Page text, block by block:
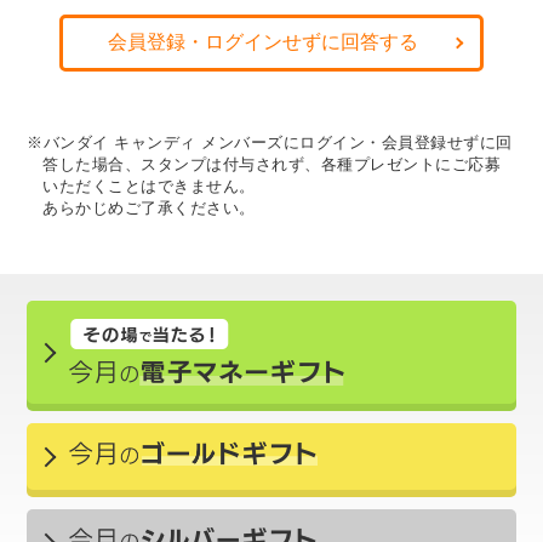
会員登録・ログインせずに回答する
※バンダイ キャンディ メンバーズにログイン・会員登録せずに回
答した場合、スタンプは付与されず、各種プレゼントにご応募
いただくことはできません。
あらかじめご了承ください。